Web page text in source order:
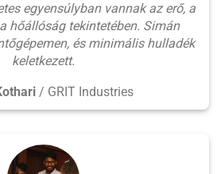
egyensúlyban vannak az erő, a
hőállóság tekintetében. Simán
és minimális hulladék
keletkezett.
/ GRIT Industries